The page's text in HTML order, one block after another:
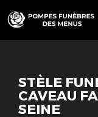
STÈLE
CAVEAU
SEINE